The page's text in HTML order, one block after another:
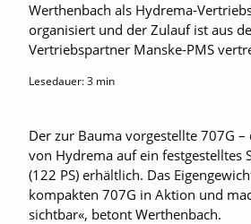
Werthenbach als Hydrema-
organisiert und der Zulauf ist aus
Vertriebspartner Manske-PMS
Lesedauer:3 min
Der zur Bauma vorgestellte 707G
von Hydrema auf ein festgestelltes
(122 PS) erhältlich. Das
kompakten 707G in Aktion und
sichtbar«, betont Werthenbach.